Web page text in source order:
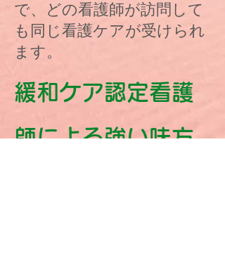
で、どの看護師が訪問して
も同じ看護ケアが受けられ
ます。
緩和ケア認定看護
師による強い味方